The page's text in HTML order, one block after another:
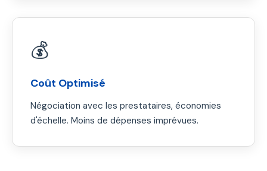
💰
Coût Optimisé
Négociation avec les prestataires, économies
d'échelle. Moins de dépenses imprévues.